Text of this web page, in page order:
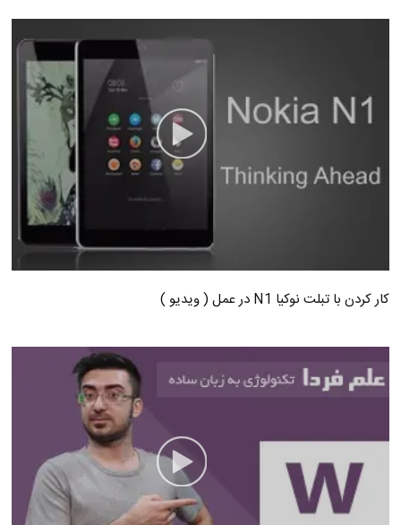
کار کردن با تبلت نوکیا N1 در عمل ( ویدیو )